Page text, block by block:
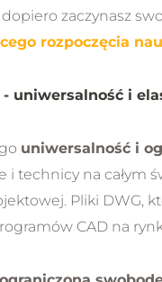
zaczynasz
rozpoczęcia
- uniwersalność i
uniwersalność i
i technicy na całym
Pliki DWG,
CAD na